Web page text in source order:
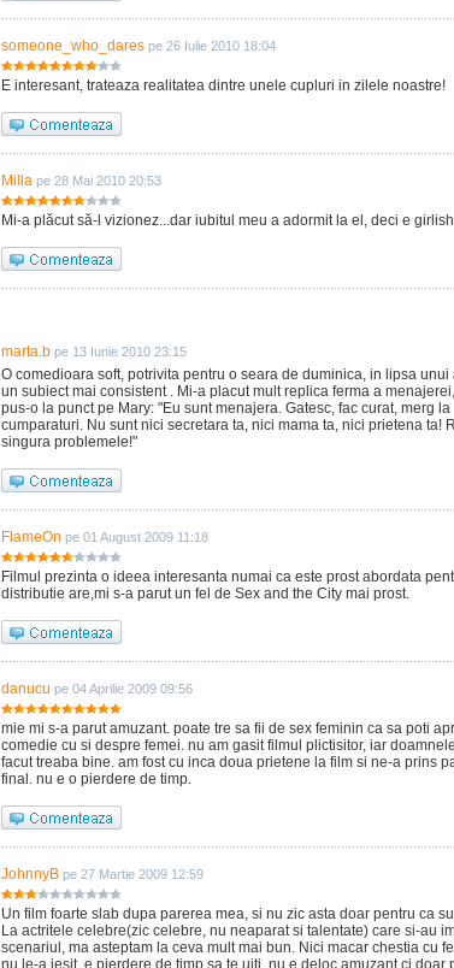
someone_who_dares pe 26 Iulie 2010 18:04
E interesant, trateaza realitatea dintre unele cupluri in zilele noastre!
Milla pe 28 Mai 2010 20:53
Mi-a plăcut să-l vizionez...dar iubitul meu a adormit la el, deci e
marta.b pe 13 Iunie 2010 23:15
O comedioara soft, potrivita pentru o seara de duminica, in lipsa unui
un subiect mai consistent . Mi-a placut mult replica ferma a
pus-o la punct pe Mary: "Eu sunt menajera. Gatesc, fac curat, merg la
cumparaturi. Nu sunt nici secretara ta, nici mama ta, nici prietena ta!
singura problemele!"
FlameOn pe 01 August 2009 11:18
Filmul prezinta o ideea interesanta numai ca este prost abordata
distributie are,mi s-a parut un fel de Sex and the City mai prost.
danucu pe 04 Aprilie 2009 09:56
mie mi s-a parut amuzant. poate tre sa fii de sex feminin ca sa poti
comedie cu si despre femei. nu am gasit filmul plictisitor, iar
facut treaba bine. am fost cu inca doua prietene la film si ne-a prins
final. nu e o pierdere de timp.
JohnnyB pe 27 Martie 2009 12:59
Un film foarte slab dupa parerea mea, si nu zic asta doar pentru ca
La actritele celebre(zic celebre, nu neaparat si talentate) care si-au
scenariul, ma asteptam la ceva mult mai bun. Nici macar chestia cu
nu le-a iesit, e pierdere de timp sa te uiti, nu e deloc amuzant ci doar